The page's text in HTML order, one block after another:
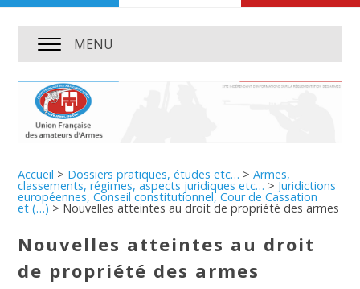
MENU
Accueil > Dossiers pratiques, études etc… >Armes,
classements, régimes, aspects juridiques etc… > Juridictions
européennes, Conseil constitutionnel, Cour de Cassation
et (…) > Nouvelles atteintes au droit de propriété des armes
Nouvelles atteintes au droit
de propriété des armes